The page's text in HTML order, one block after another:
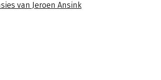
van Jeroen Ansink